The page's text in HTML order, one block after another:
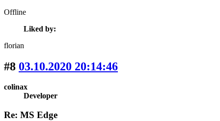
Offline
Liked by:
florian
#8 03.10.2020 20:14:46
colinax
Developer
Re: MS Edge